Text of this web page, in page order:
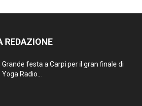
REDAZIONE
Grande festa a Carpi per il gran finale di
Yoga Radio...